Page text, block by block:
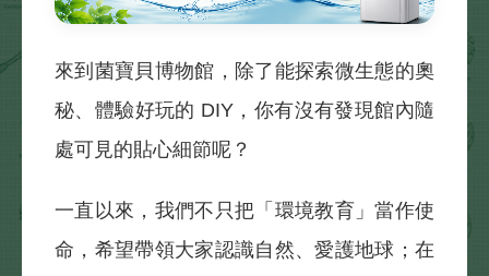
來到菌寶貝博物館，除了能探索微生態的奧
秘、體驗好玩的 DIY，你有沒有發現館內隨
處可見的貼心細節呢？
一直以來，我們不只把「環境教育」當作使
命，希望帶領大家認識自然、愛護地球；在